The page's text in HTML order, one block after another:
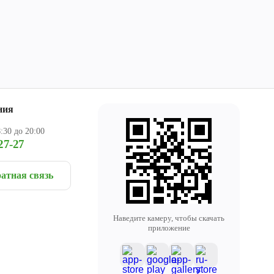
до 20:00
27
связь
Наведите камеру, чтобы скачать
приложение